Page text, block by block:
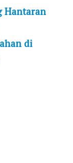
Hantaran
di